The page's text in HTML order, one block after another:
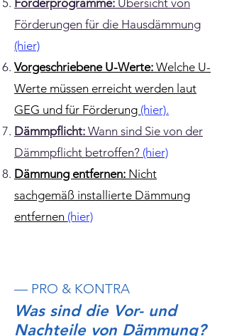
Förderprogramme: Übersicht von
Förderungen für die Hausdämmung
(hier)
Vorgeschriebene U-Werte: Welche U-
Werte müssen erreicht werden laut
GEG und für Förderung (hier).
Dämmpflicht: Wann sind Sie von der
Dämmpflicht betroffen? (hier)
Dämmung entfernen: Nicht
sachgemäß installierte Dämmung
entfernen (hier)
— PRO & KONTRA
Was sind die Vor- und
Nachteile von Dämmung?